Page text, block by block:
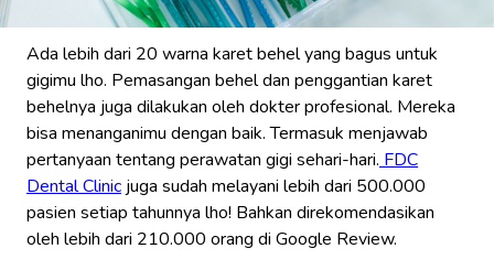
Ada lebih dari 20 warna karet behel yang bagus untuk
gigimu lho. Pemasangan behel dan penggantian karet
behelnya juga dilakukan oleh dokter profesional. Mereka
bisa menanganimu dengan baik. Termasuk menjawab
pertanyaan tentang perawatan gigi sehari-hari. FDC
Dental Clinic juga sudah melayani lebih dari 500.000
pasien setiap tahunnya lho! Bahkan direkomendasikan
oleh lebih dari 210.000 orang di Google Review.